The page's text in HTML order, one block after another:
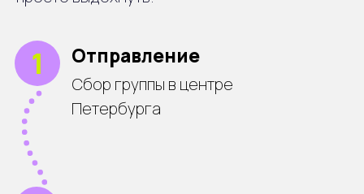
Возвращение
6
Возвращение в центр